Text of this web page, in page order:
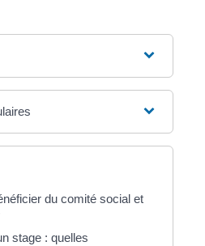
du comité social et
stage : quelles